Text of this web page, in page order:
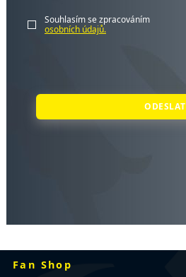
Souhlasím se zpracováním
osobních údajů.
ODESLAT
Fan Shop